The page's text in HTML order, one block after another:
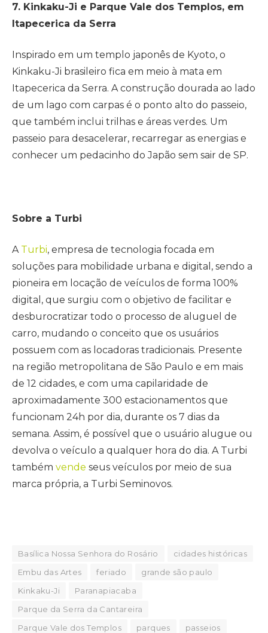
7. Kinkaku-Ji e Parque Vale dos Templos, em
Itapecerica da Serra
Inspirado em um templo japonês de Kyoto, o
Kinkaku-Ji brasileiro fica em meio à mata em
Itapecerica da Serra. A construção dourada ao lado
de um lago com carpas é o ponto alto do passeio,
que também inclui trilhas e áreas verdes. Um
passeio para desacelerar, recarregar as energias e
conhecer um pedacinho do Japão sem sair de SP.
Sobre a Turbi
A Turbi, empresa de tecnologia focada em
soluções para mobilidade urbana e digital, sendo a
pioneira em locação de veículos de forma 100%
digital, que surgiu com o objetivo de facilitar e
desburocratizar todo o processo de aluguel de
carro, mudando o conceito que os usuários
possuem com as locadoras tradicionais. Presente
na região metropolitana de São Paulo e em mais
de 12 cidades, e com uma capilaridade de
aproximadamente 300 estacionamentos que
funcionam 24h por dia, durante os 7 dias da
semana. Assim, é possível que o usuário alugue ou
devolva o veículo a qualquer hora do dia. A Turbi
também vende seus veículos por meio de sua
marca própria, a Turbi Seminovos.
Basílica Nossa Senhora do Rosário
cidades históricas
Embu das Artes
feriado
grande são paulo
Kinkaku-Ji
Paranapiacaba
Parque da Serra da Cantareira
Parque Vale dos Templos
parques
passeios